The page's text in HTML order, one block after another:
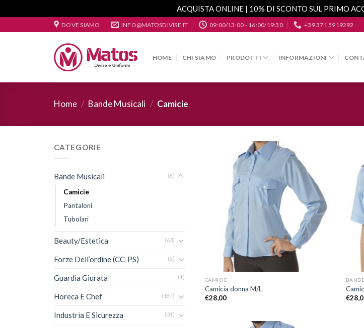
ACQUISTA ONLINE | 10% DI SCONTO SUL PRIMO
to
DOVE SIAMO INFO@MATOSDIVISE.IT 09:00/13:00 - 16:00/19:30 +39 371 5919292
HOME CHI SIAMO PRODOTTI INFORMAZIONI
Home / Bande Musicali / Camicie
CATEGORIE
Bande Musicali (8)
Camicie
Pantaloni
Tubolari
Beauty/Estetica (63)
Forze Dell’ordine (CC-PS) (2)
Guardia Giurata (1)
Horeca E Chef (187)
Industria E Sicurezza (31)
Aggiungi
alla lista
dei
desideri
CAMICIE
Camicia donna M/L
€28,00
€